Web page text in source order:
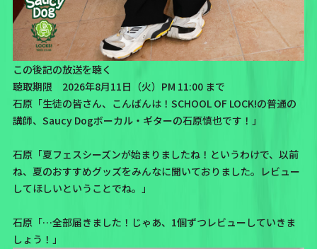
この後記の放送を聴く
聴取期限 2026年8月11日（火）PM 11:00 まで
石原「生徒の皆さん、こんばんは！SCHOOL OF LOCK!の普通の
講師、Saucy Dogボーカル・ギターの石原慎也です！」
石原「夏フェスシーズンが始まりましたね！というわけで、以前
ね、夏のおすすめグッズをみんなに聞いておりました。レビュー
してほしいということでね。」
石原「…全部届きました！じゃあ、1個ずつレビューしていきま
しょう！」